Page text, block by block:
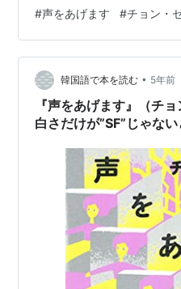
だけめざましい記憶力を発
薬が発明され、当初は本来
悪用する輩が現れ、その様
くらい…
#声をあげます #チョン・
韓国語で本を読む • 5年前
『声をあげます』（チ
白さだけが”SF”じゃな